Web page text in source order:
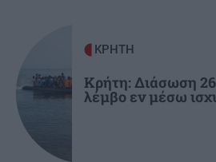
Ελλάδα: Δεύτερη στην ΕΕ με
ποσοστό φτώχειας ή
το 2025
ΚΡΗΤΗ
Κρήτη: Διάσωση
λέμβο εν μέσω